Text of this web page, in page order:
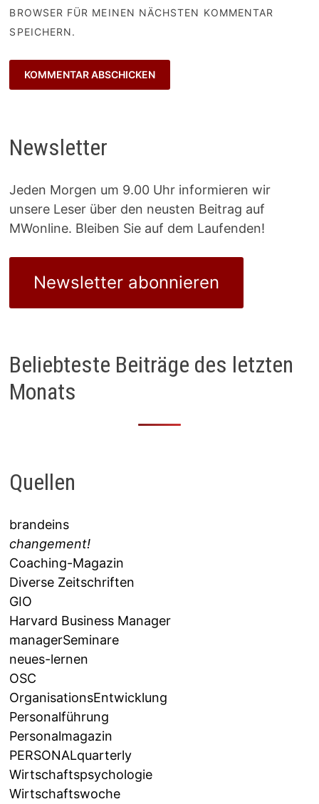
BROWSER FÜR MEINEN NÄCHSTEN KOMMENTAR
SPEICHERN.
Newsletter
Jeden Morgen um 9.00 Uhr informieren wir
unsere Leser über den neusten Beitrag auf
MWonline. Bleiben Sie auf dem Laufenden!
Newsletter abonnieren
Beliebteste Beiträge des letzten
Monats
Quellen
brandeins
changement!
Coaching-Magazin
Diverse Zeitschriften
GIO
Harvard Business Manager
managerSeminare
neues-lernen
OSC
OrganisationsEntwicklung
Personalführung
Personalmagazin
PERSONALquarterly
Wirtschaftspsychologie
Wirtschaftswoche